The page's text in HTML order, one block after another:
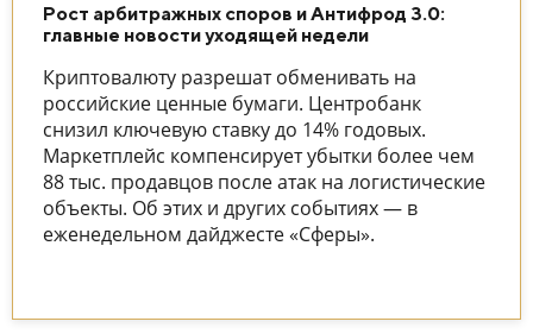
Рост арбитражных споров и Антифрод 3.0:
главные новости уходящей недели
Криптовалюту разрешат обменивать на
российские ценные бумаги. Центробанк
снизил ключевую ставку до 14% годовых.
Маркетплейс компенсирует убытки более чем
88 тыс. продавцов после атак на логистические
объекты. Об этих и других событиях — в
еженедельном дайджесте «Сферы».